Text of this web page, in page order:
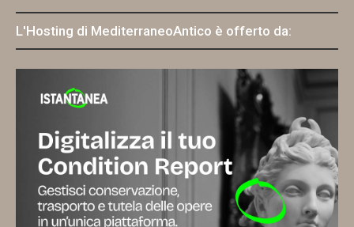
L'Hosting di MediterraneoAntico è offerto da: